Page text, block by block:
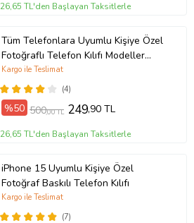
26,65 TL'den Başlayan Taksitlerle
Tüm Telefonlara Uyumlu Kişiye Özel
Fotoğraflı Telefon Kılıfı Modeller
Açıklamada
(4)
Kargo ile Teslimat
%50 500,00 TL 249,90 TL
26,65 TL'den Başlayan Taksitlerle
iPhone 15 Uyumlu Kişiye Özel
Fotoğraf Baskılı Telefon Kılıfı
(7)
Kargo ile Teslimat